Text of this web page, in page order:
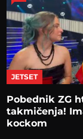
JETSET
Pobednik ZG
takmičenja!
kockom